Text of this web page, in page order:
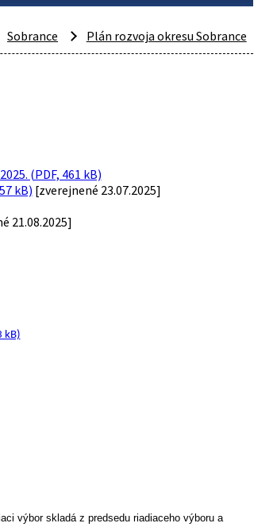
Sobrance Plán rozvoja okresu Sobrance
(PDF, 461 kB)
kB) [zverejnené 23.07.2025]
21.08.2025]
kB)
výbor skladá z predsedu riadiaceho výboru a